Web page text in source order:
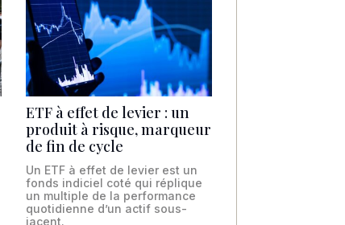
ETF à effet de levier : un
produit à risque, marqueur
de fin de cycle
Un ETF à effet de levier est un
fonds indiciel coté qui réplique
un multiple de la performance
quotidienne d’un actif sous-
jacent.